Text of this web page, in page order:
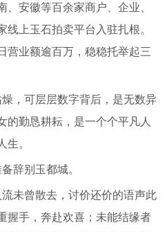
安徽等百余家商户、企业、
上玉石拍卖平台入驻扎根。
营业额逾百万，稳稳托举起三
，可层层数字背后，是无数异
的勤恳耕耘，是一个个平凡人
生。
辞别玉都城。
未曾散去，讨价还价的语声此
握手，奔赴欢喜；未能结缘者